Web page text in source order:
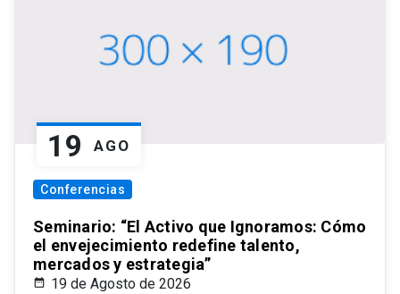
19 AGO
Conferencias
Seminario: “El Activo que Ignoramos: Cómo
el envejecimiento redefine talento,
mercados y estrategia”
19 de Agosto de 2026